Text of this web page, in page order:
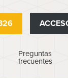
Preguntas
frecuentes